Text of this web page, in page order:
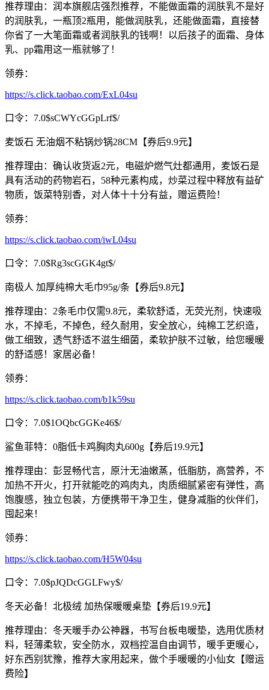
推荐理由：润本旗舰店强烈推荐，不能做面霜的润肤乳不是好
的润肤乳，一瓶顶2瓶用，能做润肤乳，还能做面霜，直接替
你省了一大笔面霜或者润肤乳的钱啊！以后孩子的面霜、身体
乳、pp霜用这一瓶就够了！
领券：
https://s.click.taobao.com/ExL04su
口令：7.0$sCWYcGGpLrf$/
麦饭石 无油烟不粘锅炒锅28CM【券后9.9元】
推荐理由：确认收货返2元，电磁炉燃气灶都通用，麦饭石是
具有活动的药物岩石，58种元素构成，炒菜过程中释放有益矿
物质，饭菜特别香，对人体十十分有益，赠运费险！
领券：
https://s.click.taobao.com/iwL04su
口令：7.0$Rg3scGGK4gt$/
南极人 加厚纯棉大毛巾95g/条【券后9.8元】
推荐理由：2条毛巾仅需9.8元，柔软舒适，无荧光剂，快速吸
水，不掉毛，不掉色，经久耐用，安全放心，纯棉工艺织造，
做工细致，透气舒适不滋生细菌，柔软护肤不过敏，给您暖暖
的舒适感！家居必备！
领券：
https://s.click.taobao.com/b1k59su
口令：7.0$1OQbcGGKe46$/
鲨鱼菲特：0脂低卡鸡胸肉丸600g【券后19.9元】
推荐理由：彭昱畅代言，原汁无油嫩蒸，低脂肪，高营养，不
加热不开火，打开就能吃的鸡肉丸，肉质细腻紧密有弹性，高
饱腹感，独立包装，方便携带干净卫生，健身减脂的伙伴们，
囤起来！
领券：
https://s.click.taobao.com/H5W04su
口令：7.0$pJQDcGGLFwy$/
冬天必备！北极绒 加热保暖暖桌垫【券后19.9元】
推荐理由：冬天暖手办公神器，书写台板电暖垫，选用优质材
料，轻薄柔软，安全防水，双档控温自由调节，暖手更暖心，
好东西别犹豫，推荐大家用起来，做个手暖暖的小仙女【赠运
费险】